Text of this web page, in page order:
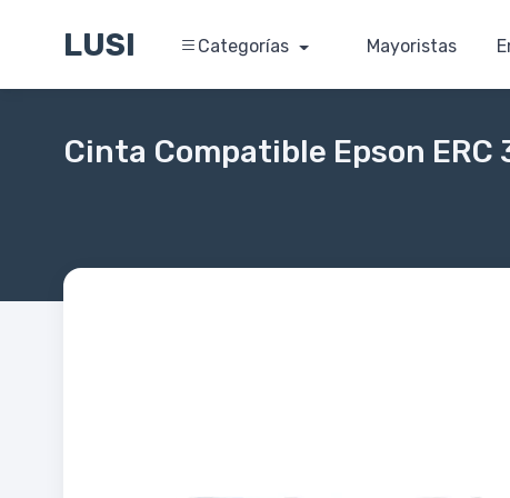
LUSI Categorías Mayoristas
Cinta Compatible Epson